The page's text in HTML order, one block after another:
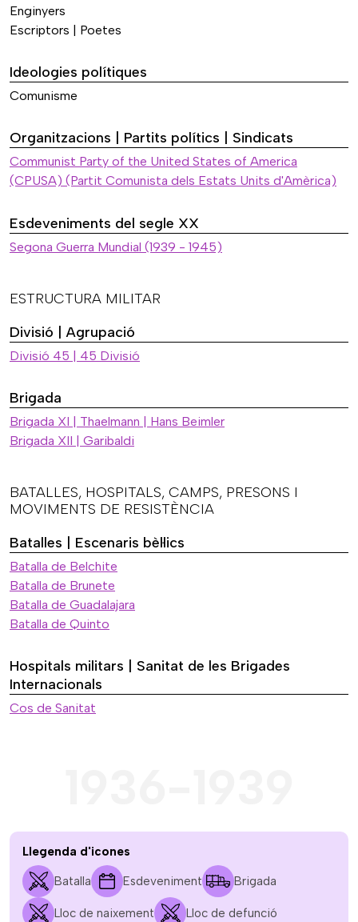
Enginyers
Escriptors | Poetes
Ideologies polítiques
Comunisme
Organitzacions | Partits polítics | Sindicats
Communist Party of the United States of America
(CPUSA) (Partit Comunista dels Estats Units d'Amèrica)
Esdeveniments del segle XX
Segona Guerra Mundial (1939 - 1945)
ESTRUCTURA MILITAR
Divisió | Agrupació
Divisió 45 | 45 Divisió
Brigada
Brigada XI | Thaelmann | Hans Beimler
Brigada XII | Garibaldi
BATALLES, HOSPITALS, CAMPS, PRESONS I
MOVIMENTS DE RESISTÈNCIA
Batalles | Escenaris bèl·lics
Batalla de Belchite
Batalla de Brunete
Batalla de Guadalajara
Batalla de Quinto
Hospitals militars | Sanitat de les Brigades
Internacionals
Cos de Sanitat
Llegenda d'icones
Batalla Esdeveniment Brigada
Lloc de naixement Lloc de defunció